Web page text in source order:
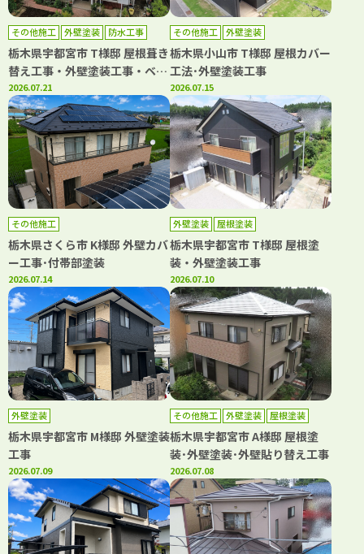
その他施工 外壁塗装 防水工事
栃木県宇都宮市 T様邸 屋根葺き
替え工事・外壁塗装工事・ベラ
ンダシート防水工事
2026.07.21
その他施工 外壁塗装
栃木県小山市 T様邸 屋根カバー
工法･外壁塗装工事
2026.07.15
その他施工
栃木県さくら市 K様邸 外壁カバ
ー工事･付帯部塗装
2026.07.14
外壁塗装 屋根塗装
栃木県宇都宮市 T様邸 屋根塗
装・外壁塗装工事
2026.07.10
外壁塗装
栃木県宇都宮市 M様邸 外壁塗装
工事
2026.07.09
その他施工 外壁塗装 屋根塗装
栃木県宇都宮市 A様邸 屋根塗
装･外壁塗装･外壁貼り替え工事
2026.07.08